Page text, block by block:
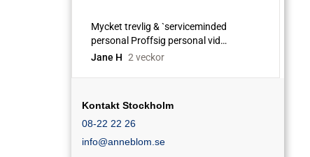
Kontakt Stockholm
08-22 22 26
info@anneblom.se